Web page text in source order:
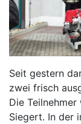
Seit gestern
zwei frisch
Die
Siegert. In der